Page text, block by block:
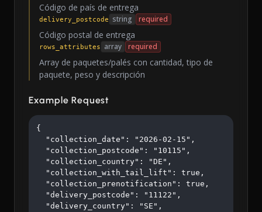
Código de país de entrega
delivery_postcode string required
Código postal de entrega
rows_attributes array required
Array de paquetes/palés con cantidad, tipo de
paquete, peso y descripción
Example Request
{
  "collection_date": "2026-02-15",
  "collection_postcode": "10115",
  "collection_country": "DE",
  "collection_with_tail_lift": true,
  "collection_prenotification": true,
  "delivery_postcode": "11122",
  "delivery_country": "SE",